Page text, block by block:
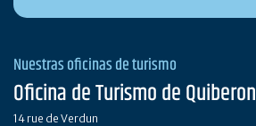
Nuestras oficinas de turismo
Oficina de Turismo de Quiberon
14 rue de Verdun